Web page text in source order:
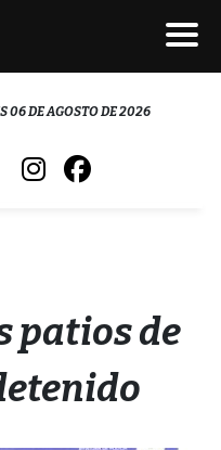
06 DE AGOSTO DE 2026
patios de